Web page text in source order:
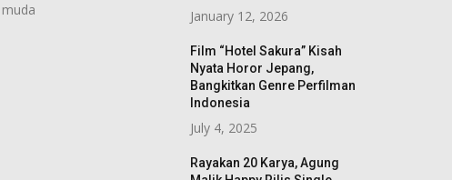
January 12, 2026
Film “Hotel Sakura” Kisah
Nyata Horor Jepang,
Bangkitkan Genre Perfilman
Indonesia
July 4, 2025
Rayakan 20 Karya, Agung